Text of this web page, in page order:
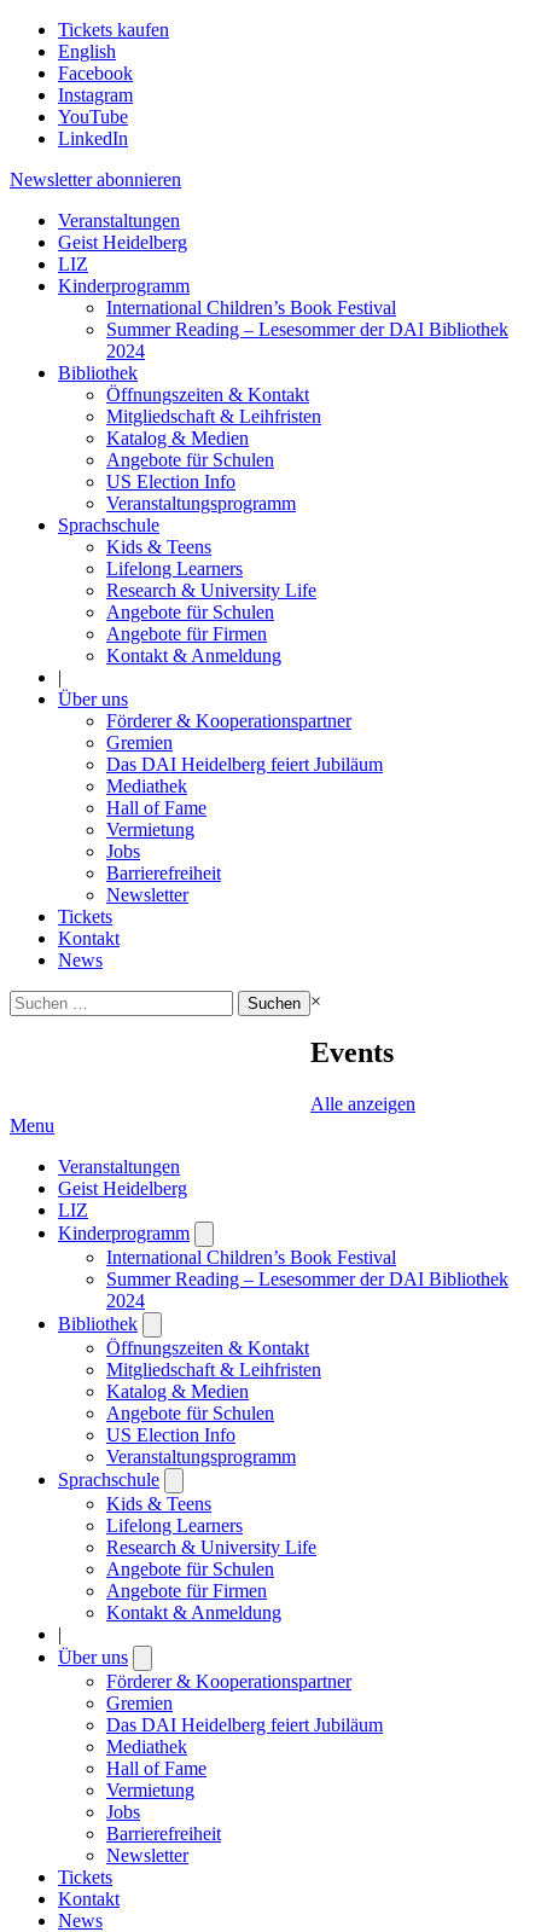
Tickets kaufen
English
Facebook
Instagram
YouTube
LinkedIn
Newsletter abonnieren
Veranstaltungen
Geist Heidelberg
LIZ
Kinderprogramm
International Children’s Book Festival
Summer Reading – Lesesommer der DAI Bibliothek
2024
Bibliothek
Öffnungszeiten & Kontakt
Mitgliedschaft & Leihfristen
Katalog & Medien
Angebote für Schulen
US Election Info
Veranstaltungsprogramm
Sprachschule
Kids & Teens
Lifelong Learners
Research & University Life
Angebote für Schulen
Angebote für Firmen
Kontakt & Anmeldung
|
Über uns
Förderer & Kooperationspartner
Gremien
Das DAI Heidelberg feiert Jubiläum
Mediathek
Hall of Fame
Vermietung
Jobs
Barrierefreiheit
Newsletter
Tickets
Kontakt
News
Suchen
nach:
×
Events
Alle anzeigen
Menu
Veranstaltungen
Geist Heidelberg
LIZ
Kinderprogramm
submenu
International Children’s Book Festival
Summer Reading – Lesesommer der DAI Bibliothek
2024
Bibliothek
submenu
Öffnungszeiten & Kontakt
Mitgliedschaft & Leihfristen
Katalog & Medien
Angebote für Schulen
US Election Info
Veranstaltungsprogramm
Sprachschule
submenu
Kids & Teens
Lifelong Learners
Research & University Life
Angebote für Schulen
Angebote für Firmen
Kontakt & Anmeldung
|
Über uns
submenu
Förderer & Kooperationspartner
Gremien
Das DAI Heidelberg feiert Jubiläum
Mediathek
Hall of Fame
Vermietung
Jobs
Barrierefreiheit
Newsletter
Tickets
Kontakt
News